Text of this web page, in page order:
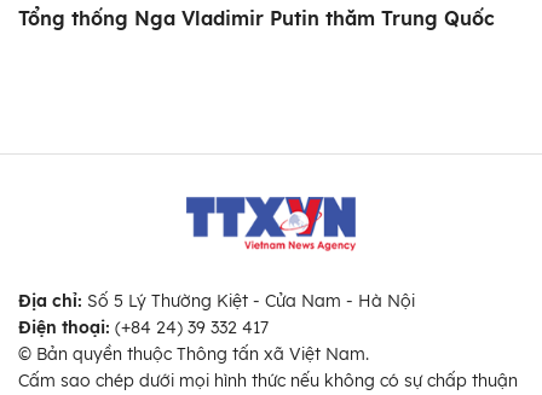
Tổng thống Nga Vladimir Putin thăm Trung Quốc
Địa chỉ: Số 5 Lý Thường Kiệt - Cửa Nam - Hà Nội
Điện thoại: (+84 24) 39 332 417
© Bản quyền thuộc Thông tấn xã Việt Nam.
Cấm sao chép dưới mọi hình thức nếu không có sự chấp thuận